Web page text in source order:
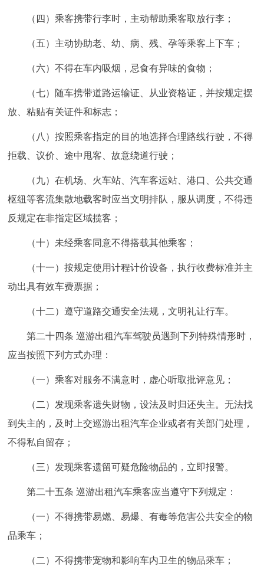
（四）乘客携带行李时，主动帮助乘客取放行李；
（五）主动协助老、幼、病、残、孕等乘客上下车；
（六）不得在车内吸烟，忌食有异味的食物；
（七）随车携带道路运输证、从业资格证，并按规定摆
放、粘贴有关证件和标志；
（八）按照乘客指定的目的地选择合理路线行驶，不得
拒载、议价、途中甩客、故意绕道行驶；
（九）在机场、火车站、汽车客运站、港口、公共交通
枢纽等客流集散地载客时应当文明排队，服从调度，不得违
反规定在非指定区域揽客；
（十）未经乘客同意不得搭载其他乘客；
（十一）按规定使用计程计价设备，执行收费标准并主
动出具有效车费票据；
（十二）遵守道路交通安全法规，文明礼让行车。
第二十四条 巡游出租汽车驾驶员遇到下列特殊情形时，
应当按照下列方式办理：
（一）乘客对服务不满意时，虚心听取批评意见；
（二）发现乘客遗失财物，设法及时归还失主。无法找
到失主的，及时上交巡游出租汽车企业或者有关部门处理，
不得私自留存；
（三）发现乘客遗留可疑危险物品的，立即报警。
第二十五条 巡游出租汽车乘客应当遵守下列规定：
（一）不得携带易燃、易爆、有毒等危害公共安全的物
品乘车；
（二）不得携带宠物和影响车内卫生的物品乘车；